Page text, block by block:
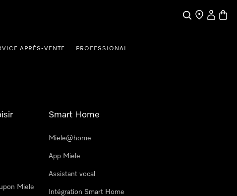
SearchFind a store
My
APRÈS-VENTE PROFESSIONAL
Miele
Smart Home
Miele@home
App Miele
Assistant vocal
Intégration Smart Home